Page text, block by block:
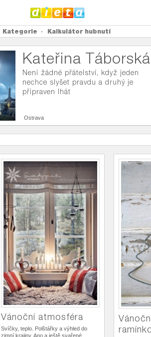
Kategorie Kalkulátor hubnutí
Kateřina Táborská
Není žádné přátelství, když jeden
nechce slyšet pravdu a druhý je
připraven lhát
Ostrava
Vánoční atmosféra
Svíčky, teplo. Polštářky a výhled do
zimní krajiny. Ano a ještě svařené